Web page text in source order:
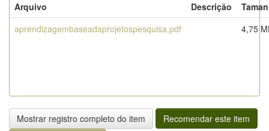
Arquivo
Descrição
aprendizagembaseadaprojetospesquisa.pdf
4,75
Mostrar registro completo do item
Recomendar este item